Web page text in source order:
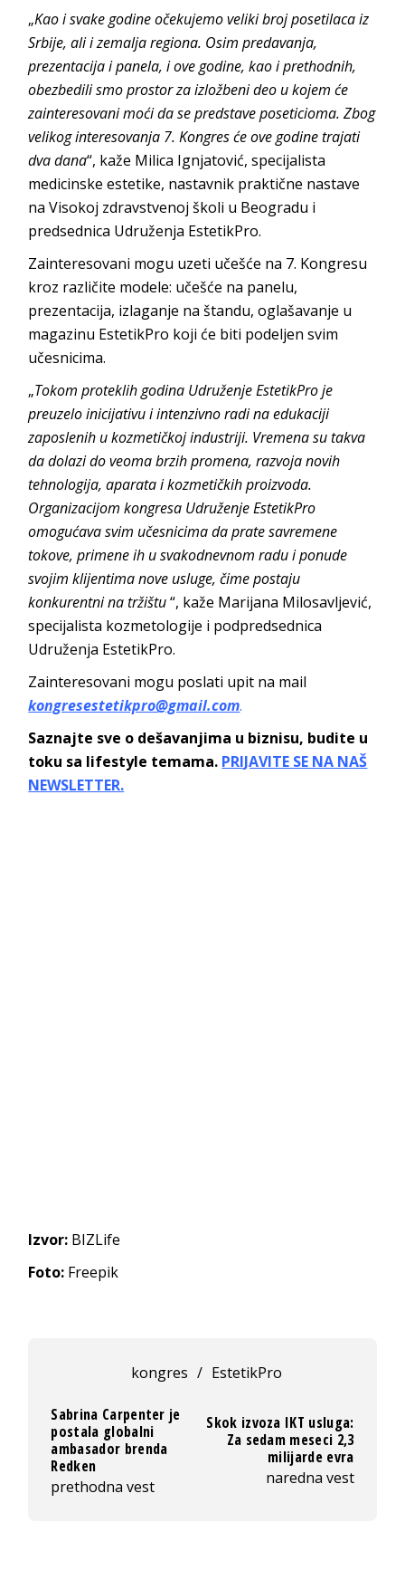
„Kao i svake godine očekujemo veliki broj posetilaca iz
Srbije, ali i zemalja regiona. Osim predavanja,
prezentacija i panela, i ove godine, kao i prethodnih,
obezbedili smo prostor za izložbeni deo u kojem će
zainteresovani moći da se predstave poseticioma. Zbog
velikog interesovanja 7. Kongres će ove godine trajati
dva dana“, kaže Milica Ignjatović, specijalista
medicinske estetike, nastavnik praktične nastave
na Visokoj zdravstvenoj školi u Beogradu i
predsednica Udruženja EstetikPro.
Zainteresovani mogu uzeti učešće na 7. Kongresu
kroz različite modele: učešće na panelu,
prezentacija, izlaganje na štandu, oglašavanje u
magazinu EstetikPro koji će biti podeljen svim
učesnicima.
„Tokom proteklih godina Udruženje EstetikPro je
preuzelo inicijativu i intenzivno radi na edukaciji
zaposlenih u kozmetičkoj industriji. Vremena su takva
da dolazi do veoma brzih promena, razvoja novih
tehnologija, aparata i kozmetičkih proizvoda.
Organizacijom kongresa Udruženje EstetikPro
omogućava svim učesnicima da prate savremene
tokove, primene ih u svakodnevnom radu i ponude
svojim klijentima nove usluge, čime postaju
konkurentni na tržištu“, kaže Marijana Milosavljević,
specijalista kozmetologije i podpredsednica
Udruženja EstetikPro.
Zainteresovani mogu poslati upit na mail
kongresestetikpro@gmail.com.
Saznajte sve o dešavanjima u biznisu, budite u
toku sa lifestyle temama. PRIJAVITE SE NA NAŠ
NEWSLETTER.
Izvor: BIZLife
Foto: Freepik
kongres / EstetikPro
Sabrina Carpenter je
postala globalni
ambasador brenda
Redken
prethodna vest
Skok izvoza IKT usluga:
Za sedam meseci 2,3
milijarde evra
naredna vest